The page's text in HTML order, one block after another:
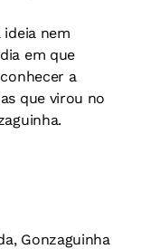
ideia nem
em que
a
que virou no
Gonzaguinha